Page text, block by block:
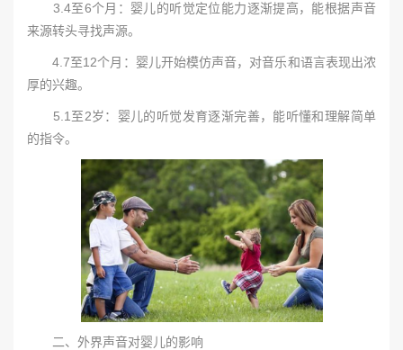
3.4至6个月：婴儿的听觉定位能力逐渐提高，能根据声音
来源转头寻找声源。
4.7至12个月：婴儿开始模仿声音，对音乐和语言表现出浓
厚的兴趣。
5.1至2岁：婴儿的听觉发育逐渐完善，能听懂和理解简单
的指令。
二、外界声音对婴儿的影响